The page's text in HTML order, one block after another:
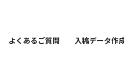
よくあるご質問 入稿データ作